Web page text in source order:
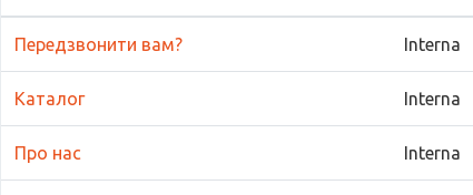
Передзвонити вам? Interna
Каталог Interna
Про нас Interna